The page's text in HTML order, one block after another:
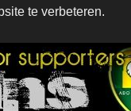
te verbeteren.